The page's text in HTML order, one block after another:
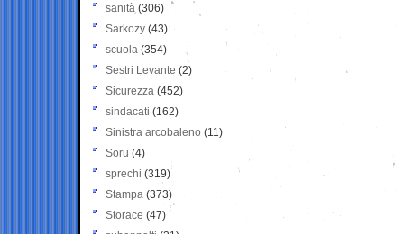
sanità (306)
Sarkozy (43)
scuola (354)
Sestri Levante (2)
Sicurezza (452)
sindacati (162)
Sinistra arcobaleno (11)
Soru (4)
sprechi (319)
Stampa (373)
Storace (47)